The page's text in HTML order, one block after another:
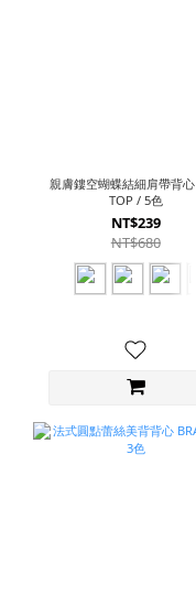
親膚鏤空蝴蝶結細肩帶背
TOP / 5色
NT$239
NT$680